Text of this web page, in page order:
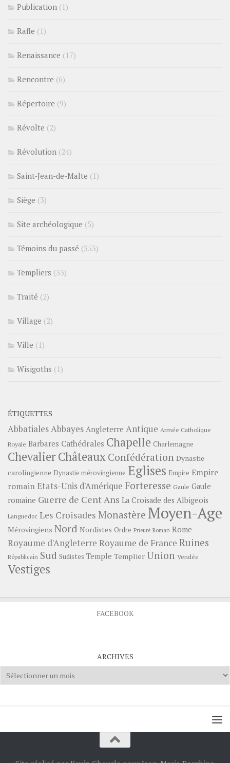
Publication (1)
Rafle (1)
Renaissance (17)
Rencontre (6)
Répertoire (9)
Révolte (2)
Révolution (24)
Saint-Jean-de-Malte (1)
Siège (3)
Site archéologique (5)
Témoins du passé (353)
Templiers (33)
Traité (2)
Village (2)
Ville (1)
Wisigoths (1)
ÉTIQUETTES
AbbatialesAbbayes Angleterre Antique Armée Catholique
Royale Barbares Cathédrales Chapelle Charlemagne
ChevalierChâteauxConfédération Dynastie
carolingienne Dynastie mérovingienne Eglises Empire Empire
romainEtats-Unis d'Amérique Forteresse Gaule Gaule
romaine Guerre de Cent Ans La Croisade des Albigeois
Languedoc Les Croisades Monastère Moyen-Age
Mérovingiens Nord Nordistes Ordre Prieuré Roman Rome
Royaume d'Angleterre Royaume de France Ruines
Républicain Sud Sudistes Temple Templier Union Vendée
Vestiges
FACEBOOK
ARCHIVES
Archives